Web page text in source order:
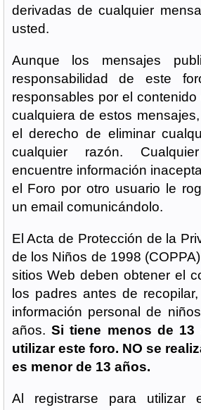
derivadas de cualquier
usted.
Aunque los mensajes
responsabilidad de este
responsables por el
cualquiera de estos
el derecho de eliminar
cualquier razón.
encuentre información
el Foro por otro usuario le
un email comunicándolo.
El Acta de Protección de la
de los Niños de 1998
sitios Web deben obtener el
los padres antes de
información personal de
años. Si tiene menos de 13
utilizar este foro. NO se
es menor de 13 años.
Al registrarse para utilizar